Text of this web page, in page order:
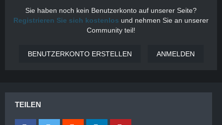
Sie haben noch kein Benutzerkonto auf unserer Seite?
Registrieren Sie sich kostenlos und nehmen Sie an unserer
Community teil!
BENUTZERKONTO ERSTELLEN ANMELDEN
TEILEN